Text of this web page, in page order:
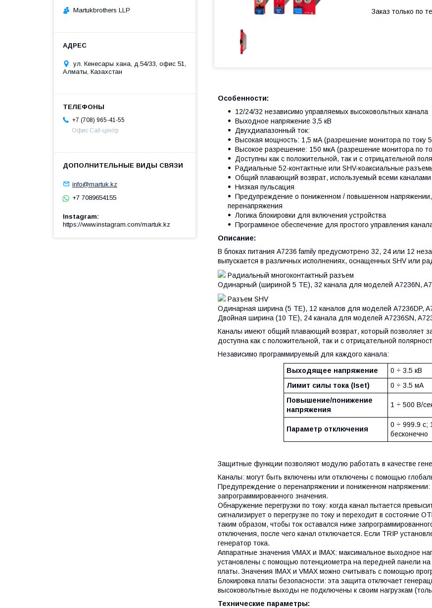
Заказ только по
Особенности:
12/24/32 независимо управляемых высоковольтных канала
Выходное напряжение 3,5 кВ
Двухдиапазонный ток:
Высокая мощность: 1,5 мА (разрешение монитора по току
Высокое разрешение: 150 мкА (разрешение монитора по
Доступны как с положительной, так и с отрицательной
Радиальные 52-контактные или SHV-коаксиальные
Общий плавающий возврат, используемый всеми каналами
Низкая пульсация
Предупреждение о пониженном / повышенном напряжении,
перенапряжения
Логика блокировки для включения устройства
Программное обеспечение для простого управления
Описание:
В блоках питания A7236 family предусмотрено 32, 24 или 12
выпускается в различных исполнениях, оснащенных SHV или
Радиальный многоконтактный разъем
Одинарный (шириной 5 ТЕ), 32 канала для моделей A7236N,
Разъем SHV
Одинарная ширина (5 TE), 12 каналов для моделей A7236DP,
Двойная ширина (10 TE), 24 канала для моделей A7236SN,
Каналы имеют общий плавающий возврат, который позволяет
доступна как с положительной, так и с отрицательной
Независимо программируемый для каждого канала:
Выходящее напряжение 0 ÷ 3.5 кВ
Лимит силы тока (Iset)
0 ÷ 3.5 мА
Повышение/понижение
напряжения
1 ÷ 500 В/
Параметр отключения
0 ÷ 999.9 с;
бесконечно
Защитные функции позволяют модулю работать в качестве
Каналы: могут быть включены или отключены с помощью
Предупреждение о перенапряжении и пониженном напряжении:
запрограммированного значения.
Обнаружение перегрузки по току: когда канал пытается
сигнализирует о перегрузке по току и переходит в
таким образом, чтобы ток оставался ниже
отключения, после чего канал отключается. Если TRIP
генератор тока.
Аппаратные значения VMAX и IMAX: максимальное выходное
установлены с помощью потенциометра на передней панели
платы. Значения IMAX и VMAX можно считывать с помощью
Блокировка платы безопасности: эта защита отключает
высоковольтные выходы не подключены к своим нагрузкам
Технические параметры:
Martukbrothers LLP
ул. Кенесары хана, д.54/33, офис 51,
Алматы, Казахстан
+7 (708) 965-41-55
Офис Call-центр
info@martuk.kz
+7 7089654155
Instagram
https://www.instagram.com/martuk.kz